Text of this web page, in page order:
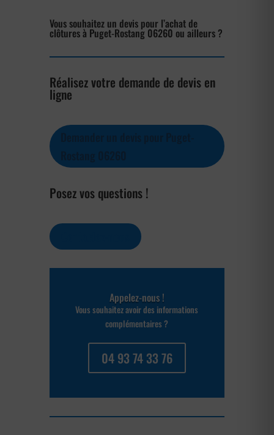
Vous souhaitez un devis pour l’achat de
clôtures à Puget-Rostang 06260 ou ailleurs ?
Réalisez votre demande de devis en
ligne
Posez vos questions !
Appelez-nous !
Vous souhaitez avoir des informations
complémentaires ?
04 93 74 33 76